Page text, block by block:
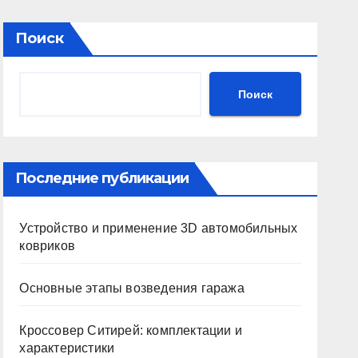
Поиск
Поиск
Последние публикации
Устройство и применение 3D автомобильных
ковриков
Основные этапы возведения гаража
Кроссовер Ситирей: комплектации и
характеристики